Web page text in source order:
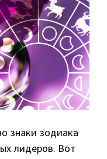
знаки зодиака
лидеров. Вот